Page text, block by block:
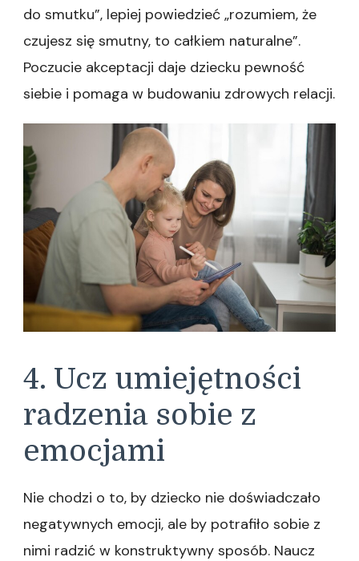
do smutku”, lepiej powiedzieć „rozumiem, że
czujesz się smutny, to całkiem naturalne”.
Poczucie akceptacji daje dziecku pewność
siebie i pomaga w budowaniu zdrowych relacji.
4. Ucz umiejętności
radzenia sobie z
emocjami
Nie chodzi o to, by dziecko nie doświadczało
negatywnych emocji, ale by potrafiło sobie z
nimi radzić w konstruktywny sposób. Naucz